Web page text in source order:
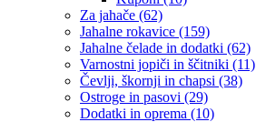
Za jahače (62)
Jahalne rokavice (159)
Jahalne čelade in dodatki (62)
Varnostni jopiči in ščitniki (11)
Čevlji, škornji in chapsi (38)
Ostroge in pasovi (29)
Dodatki in oprema (10)